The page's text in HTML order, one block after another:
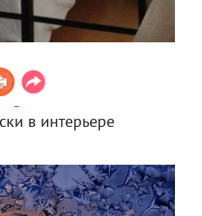
в интерьере